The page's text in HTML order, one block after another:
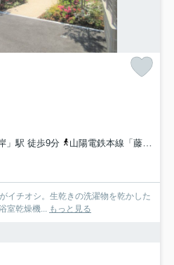
」駅 徒歩9分
山陽電鉄本線「藤江」駅 徒歩21分
イチオシ。生乾きの洗濯物を乾かした
室乾燥機...
もっと見る